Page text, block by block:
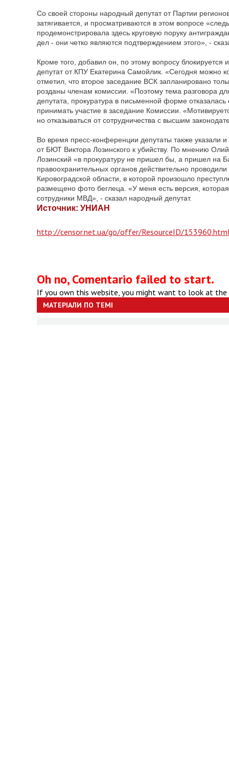
Со своей стороны народный депутат от Партии
затягивается, и просматриваются в этом вопросе
продемонстрировала здесь круговую поруку
дел - они четко являются подтверждением этого», -
Кроме того, добавил он, по этому вопросу
депутат от КПУ Екатерина Самойлик. «Сегодня можно
отметил, что второе заседание ВСК запланировано
розданы членам комиссии. «Поэтому тема разговора
депутата, прокуратура в письменной форме
принимать участие в заседание Комиссии.
но отказываться от сотрудничества с высшим
Во время пресс-конференции депутаты также указали и
от БЮТ Виктора Лозинского к убийству. По мнению
Лозинский «в прокуратуру не пришел бы, а пришел на
правоохранительных органов действительно
Кировоградской области, в которой произошло
размещено фото беглеца. «У меня есть версия,
сотрудники МВД», - сказал народный депутат.
Источник: УНИАН
http://censor.net.ua/go/offer/ResourceID/
Oh no, Comentario failed to start.
If you own this website, you might want to look at
МАТЕРІАЛИ ПО ТЕМІ